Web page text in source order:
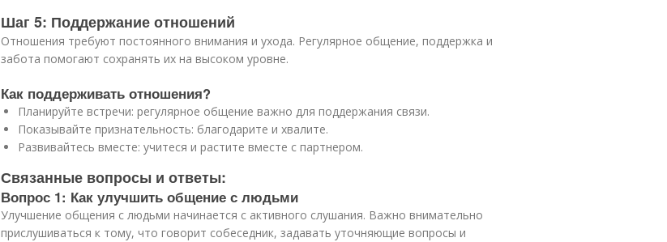
Шаг 5: Поддержание отношений
Отношения требуют постоянного внимания и ухода. Регулярное общение, поддержка и
забота помогают сохранять их на высоком уровне.
Как поддерживать отношения?
Планируйте встречи: регулярное общение важно для поддержания связи.
Показывайте признательность: благодарите и хвалите.
Развивайтесь вместе: учитеся и растите вместе с партнером.
Связанные вопросы и ответы:
Вопрос 1: Как улучшить общение с людьми
Улучшение общения с людьми начинается с активного слушания. Важно внимательно
прислушиваться к тому, что говорит собеседник, задавать уточняющие вопросы и